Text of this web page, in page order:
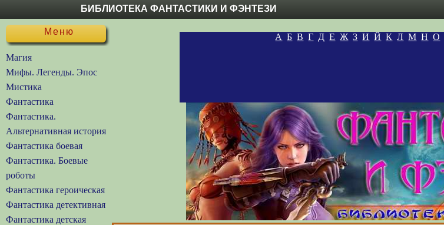
БИБЛИОТЕКА ФАНТАСТИКИ И ФЭНТЕЗИ
Меню
Магия
Мифы. Легенды. Эпос
Мистика
Фантастика
Фантастика.
Альтернативная история
Фантастика боевая
Фантастика. Боевые
роботы
Фантастика героическая
Фантастика детективная
Фантастика детская
А Б В Г Д Е Ж З И Й К Л М Н О